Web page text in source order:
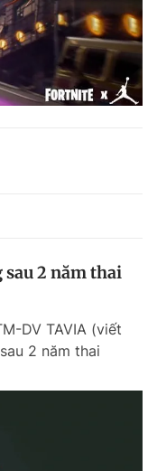
2 năm thai
DV TAVIA (viết
2 năm thai